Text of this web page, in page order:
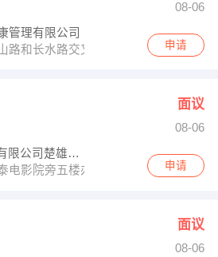
08-06
管理有限公司
路和长水路交叉口
申请
面议
08-06
昆明OPPO电子有限公司楚雄办事处
电影院旁五楼办公室
申请
面议
08-06